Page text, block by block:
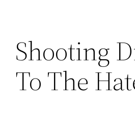
Shooting
To The